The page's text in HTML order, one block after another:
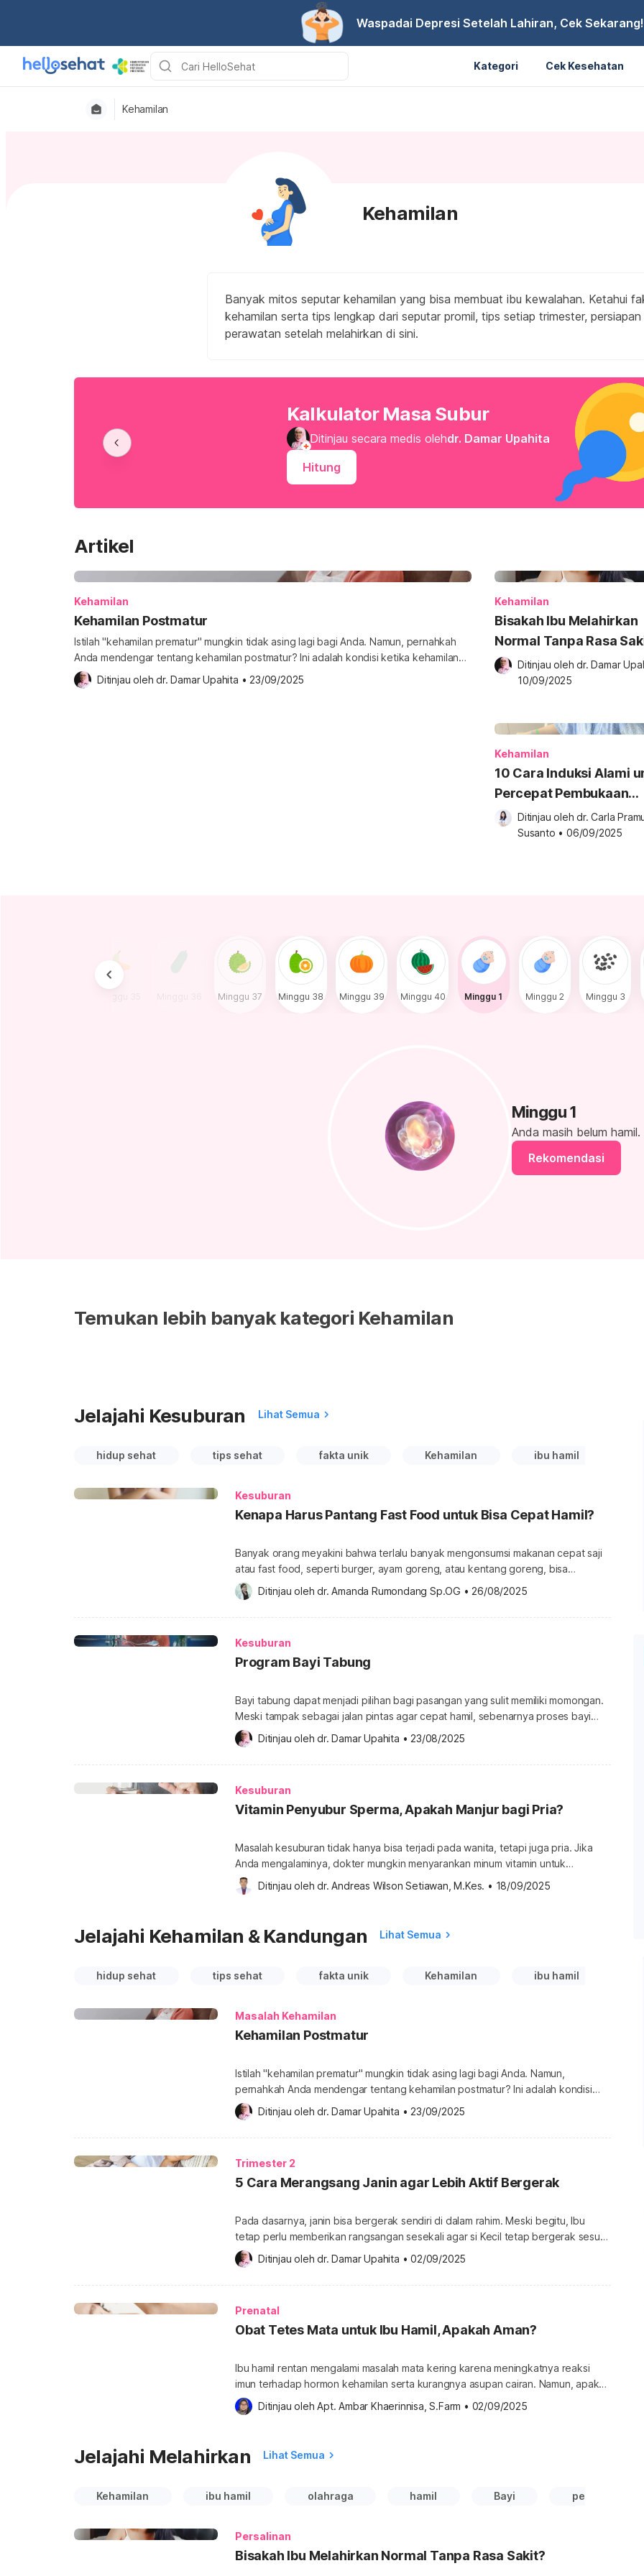
Waspadai Depresi Setelah Lahiran, Cek Sekarang!
Kategori Cek Kesehatan
Kehamilan
Kehamilan
Banyak mitos seputar kehamilan yang bisa membuat ibu kewalahan. Ketahui
kehamilan serta tips lengkap dari seputar promil, tips setiap trimester, persiapan
perawatan setelah melahirkan di sini.
Kalkulator Masa Subur
Ditinjau secara medis olehdr. Damar Upahita
Hitung
Artikel
Kehamilan
Kehamilan Postmatur
Istilah "kehamilan prematur" mungkin tidak asing lagi bagi Anda. Namun, pernahkah
Anda mendengar tentang kehamilan postmatur? Ini adalah kondisi ketika kehamilan
sudah melebihi usia normal, yakni 42 minggu. Yuk, simak informasi berikut untuk
mengenal lebih jauh tentang kondisi ini! Apa penyebab postmatur? Kehamilan
Ditinjau oleh dr. Damar Upahita • 23/09/2025
Kehamilan
Bisakah Ibu Melahirkan
Normal Tanpa Rasa
Ditinjau oleh dr. Damar
10/09/2025
Kehamilan
10 Cara Induksi Alami
Percepat Pembukaan
Persalinan
Ditinjau oleh dr. Carla
Susanto • 06/09/2025
Minggu 37 Minggu 38 Minggu 39 Minggu 40 Minggu 1 Minggu 2 Minggu 3
Minggu 1
Anda masih belum hamil.
Rekomendasi
Temukan lebih banyak kategori Kehamilan
Jelajahi Kesuburan Lihat Semua
hidup sehat tips sehat fakta unik Kehamilan ibu hamil
Kesuburan
Kenapa Harus Pantang Fast Food untuk Bisa Cepat Hamil?
Banyak orang meyakini bahwa terlalu banyak mengonsumsi makanan cepat saji
atau fast food, seperti burger, ayam goreng, atau kentang goreng, bisa
mengganggu kesuburan wanita. Lantas, bagaimana fast food bisa menghambat
wanita untuk cepat hamil? Ini penjelasannya. Benarkah fast food bisa
menghambat peluang hamil? Setiap hari tubuh membutuhkan zat gizi, baik itu
Ditinjau oleh dr. Amanda Rumondang Sp.OG • 26/08/2025
Kesuburan
Program Bayi Tabung
Bayi tabung dapat menjadi pilihan bagi pasangan yang sulit memiliki momongan.
Meski tampak sebagai jalan pintas agar cepat hamil, sebenarnya proses bayi
tabung cukup panjang dan perlu persiapan matang. Apa itu program bayi
tabung? Bayi tabung alias fertilisasi in vitro (IVF) adalah salah satu program
kehamilan yang biasanya disarankan untuk menangani infertilitas atau membantu
Ditinjau oleh dr. Damar Upahita • 23/08/2025
Kesuburan
Vitamin Penyubur Sperma, Apakah Manjur bagi Pria?
Masalah kesuburan tidak hanya bisa terjadi pada wanita, tetapi juga pria. Jika
Anda mengalaminya, dokter mungkin menyarankan minum vitamin untuk
penyubur sperma. Jenis vitamin apa saja yang bisa meningkatkan kualitas
sperma? Bagaimana pengaruhnya terhadap kesuburan? Simak informasi berikut
tetapi […]
Ditinjau oleh dr. Andreas Wilson Setiawan, M.Kes. • 18/09/2025
Jelajahi Kehamilan & Kandungan Lihat Semua
hidup sehat tips sehat fakta unik Kehamilan ibu hamil
Masalah Kehamilan
Kehamilan Postmatur
Istilah "kehamilan prematur" mungkin tidak asing lagi bagi Anda. Namun,
pernahkah Anda mendengar tentang kehamilan postmatur? Ini adalah kondisi
ketika kehamilan sudah melebihi usia normal, yakni 42 minggu. Yuk, simak
informasi berikut untuk mengenal lebih jauh tentang kondisi ini! Apa penyebab
postmatur? Kehamilan postmatur adalah kondisi ketika kehamilan sudah melebihi
Ditinjau oleh dr. Damar Upahita • 23/09/2025
Trimester 2
5 Cara Merangsang Janin agar Lebih Aktif Bergerak
Pada dasarnya, janin bisa bergerak sendiri di dalam rahim. Meski begitu, Ibu
tetap perlu memberikan rangsangan sesekali agar si Kecil tetap bergerak sesuai
perkembangan janin. Yuk, intip cara merangsang janin agar bergerak lebih aktif
di dalam kandungan! Cara merangsang janin dalam kandungan agar bergerak Ibu
biasanya mulai merasakan gerakan janin ketika memasuki usia kehamilan 20
Ditinjau oleh dr. Damar Upahita • 02/09/2025
Prenatal
Obat Tetes Mata untuk Ibu Hamil, Apakah Aman?
Ibu hamil rentan mengalami masalah mata kering karena meningkatnya reaksi
imun terhadap hormon kehamilan serta kurangnya asupan cairan. Namun, apakah
ibu hamil boleh mengatasi kondisi tersebut dengan tetes mata? Simak ulasan
berikut untuk jawabannya. Amankah obat tetes mata untuk ibu hamil? Perlu
Ditinjau oleh Apt. Ambar Khaerinnisa, S.Farm • 02/09/2025
Jelajahi Melahirkan Lihat Semua
Kehamilan ibu hamil olahraga hamil Bayi perawatan ibu
Persalinan
Bisakah Ibu Melahirkan Normal Tanpa Rasa Sakit?